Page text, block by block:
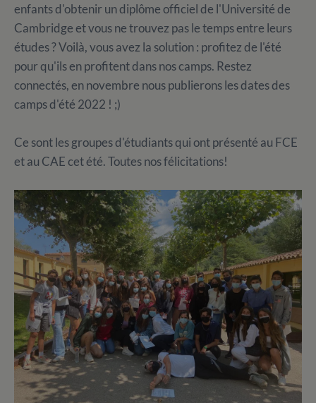
enfants d'obtenir un diplôme officiel de l'Université de
Cambridge et vous ne trouvez pas le temps entre leurs
études ? Voilà, vous avez la solution : profitez de l'été
pour qu'ils en profitent dans nos camps. Restez
connectés, en novembre nous publierons les dates des
camps d'été 2022 ! ;)
Ce sont les groupes d'étudiants qui ont présenté au FCE
et au CAE cet été. Toutes nos félicitations!